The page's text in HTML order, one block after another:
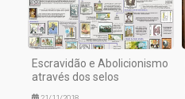
Escravidão e Abolicionismo
através dos selos